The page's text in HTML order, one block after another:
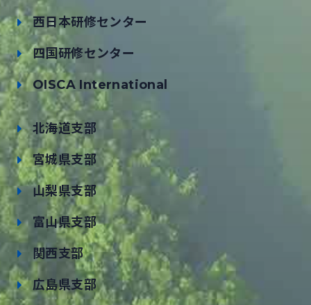
西日本研修センター
四国研修センター
OISCA International
北海道支部
宮城県支部
山梨県支部
富山県支部
関西支部
広島県支部